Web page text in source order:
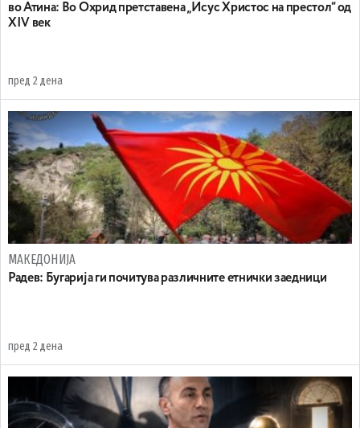
во Атина: Во Охрид претставена „Исус Христос на престол“ од
XIV век
пред 2 дена
МАКЕДОНИЈА
Радев: Бугарија ги почитува различните етнички заедници
пред 2 дена